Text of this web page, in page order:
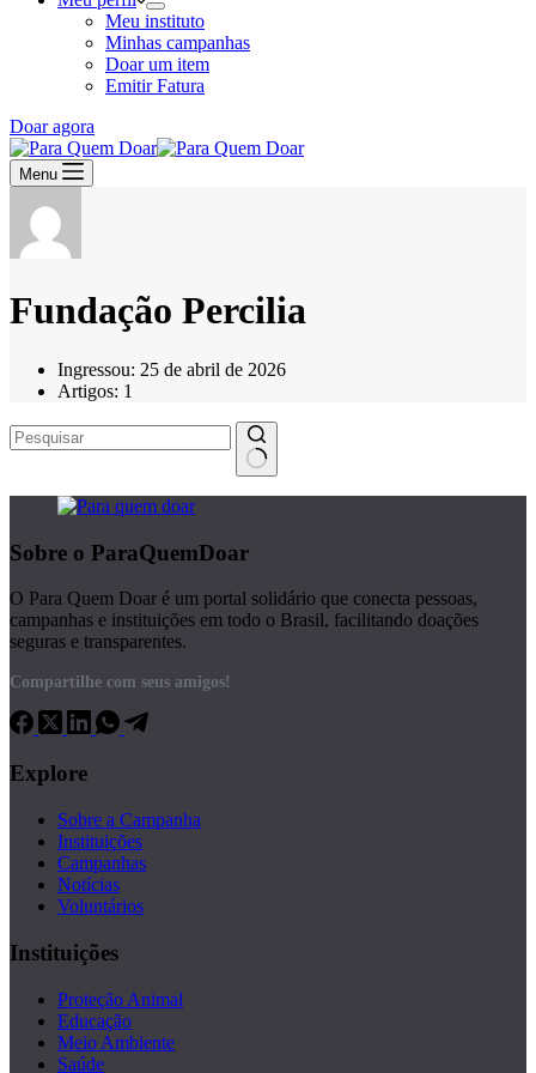
Meu instituto
Minhas campanhas
Doar um item
Emitir Fatura
Doar agora
Menu
Fundação Percilia
Ingressou: 25 de abril de 2026
Artigos: 1
resultados
Sobre o ParaQuemDoar
O Para Quem Doar é um portal solidário que conecta pessoas,
campanhas e instituições em todo o Brasil, facilitando doações
seguras e transparentes.
Compartilhe com seus amigos!
Explore
Sobre a Campanha
Instituições
Campanhas
Notícias
Voluntários
Instituições
Proteção Animal
Educação
Meio Ambiente
Saúde